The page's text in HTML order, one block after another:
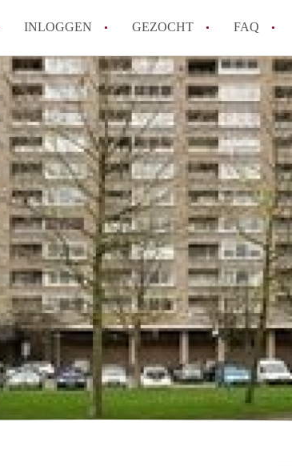
INLOGGEN GEZOCHT FAQ
How to translate AppartementDenBosch!
Wat is AppartementDenBosch?
Hoeveel kost het om te reageren op een
Wat is de privacyverklaring van
Berekent AppartementDenBosch
makelaarsvergoeding/
Alle veelgestelde vragen